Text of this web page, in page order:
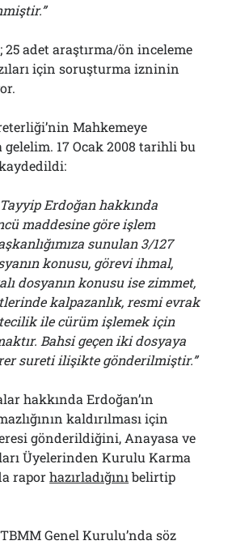
25 adet araştırma/ön inceleme
için soruşturma izninin
Mahkemeye
gelelim. 17 Ocak 2008 tarihli bu
Erdoğan hakkında
maddesine göre işlem
sunulan 3/127
konusu, görevi ihmal,
dosyanın konusu ise zimmet,
kalpazanlık, resmi evrak
ile cürüm işlemek için
Bahsi geçen iki dosyaya
sureti ilişikte gönderilmiştir.”
hakkında Erdoğan’ın
kaldırılması için
gönderildiğini, Anayasa ve
Üyelerinden Kurulu Karma
raporhazırladığını belirtip
TBMM Genel Kurulu’nda söz